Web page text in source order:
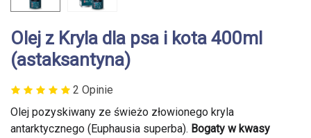
Olej z Kryla dla psa i kota 400ml
(astaksantyna)
2 Opinie
Olej pozyskiwany ze świeżo złowionego kryla
antarktycznego (Euphausia superba). Bogaty w kwasy